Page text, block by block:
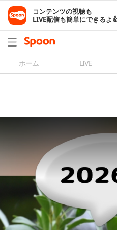
コンテンツの視聴も
LIVE配信も簡単にできるよ
ホーム LIVE